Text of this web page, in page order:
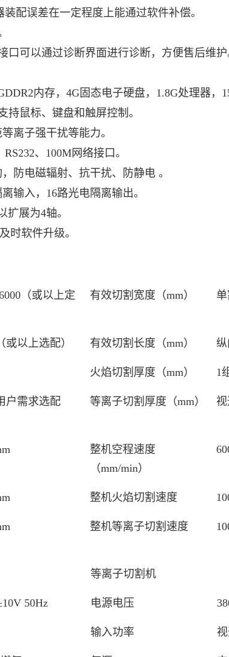
配误差在一定程度上能通过软件补偿。
口可以通过诊断界面进行诊断，方便售后维护
内存，4G固态电子硬盘，1.8G处理器，
持鼠标、键盘和触屏控制。
离子强干扰等能力。
、100M网络接口。
防电磁辐射、抗干扰、防静电 。
输入，16路光电隔离输出。
展为4轴。
时软件升级。
（或以上定
有效切割宽度（mm）
或以上选配） 有效切割长度（mm） 纵
火焰切割厚度（mm） 1
户需求选配 等离子切割厚度（mm）
整机空程速度
（mm/min）
整机火焰切割速度
整机等离子切割速度
等离子切割机
50Hz 电源电压
输入功率